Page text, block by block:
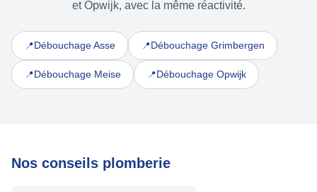
et Opwijk, avec la même réactivité.
📍Débouchage Asse 📍Débouchage Grimbergen
📍Débouchage Meise 📍Débouchage Opwijk
Nos conseils plomberie